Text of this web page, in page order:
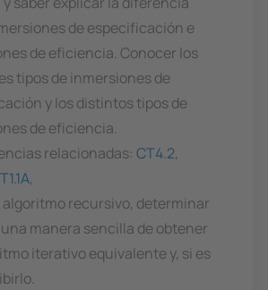
de especificación e
de eficiencia. Conocer los
tipos de inmersiones de
y los distintos tipos de
de eficiencia.
relacionadas: CT4.2,
,
algoritmo recursivo, determinar
manera sencilla de obtener
iterativo equivalente y, si es